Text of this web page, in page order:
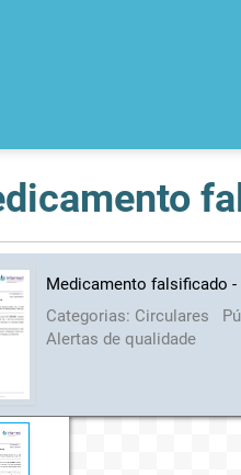
Medicamento falsificado -
Categorias: Circulares
Alertas de qualidade